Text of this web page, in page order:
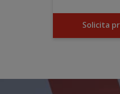
Solicita